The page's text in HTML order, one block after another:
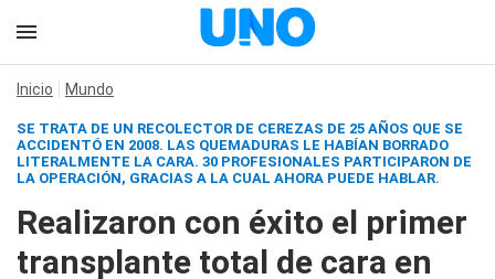
Inicio Mundo
SE TRATA DE UN RECOLECTOR DE CEREZAS DE 25 AÑOS QUE SE
ACCIDENTÓ EN 2008. LAS QUEMADURAS LE HABÍAN BORRADO
LITERALMENTE LA CARA. 30 PROFESIONALES PARTICIPARON DE
LA OPERACIÓN, GRACIAS A LA CUAL AHORA PUEDE HABLAR.
Realizaron con éxito el primer
transplante total de cara en